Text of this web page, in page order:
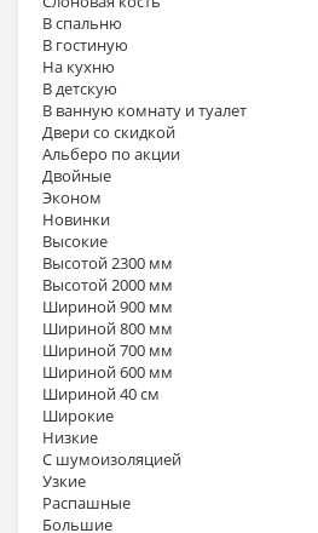
В спальню
В гостиную
На кухню
В детскую
В ванную комнату и туалет
Двери со скидкой
Альберо по акции
Двойные
Эконом
Новинки
Высокие
Высотой 2300 мм
Высотой 2000 мм
Шириной 900 мм
Шириной 800 мм
Шириной 700 мм
Шириной 600 мм
Шириной 40 см
Широкие
Низкие
С шумоизоляцией
Узкие
Распашные
Большие